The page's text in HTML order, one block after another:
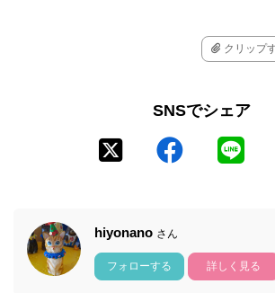
クリップ
SNSでシェア
hiyonano さん
フォローする 詳しく見る